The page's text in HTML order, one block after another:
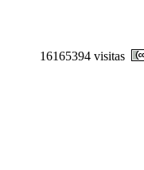
16165394 visitas